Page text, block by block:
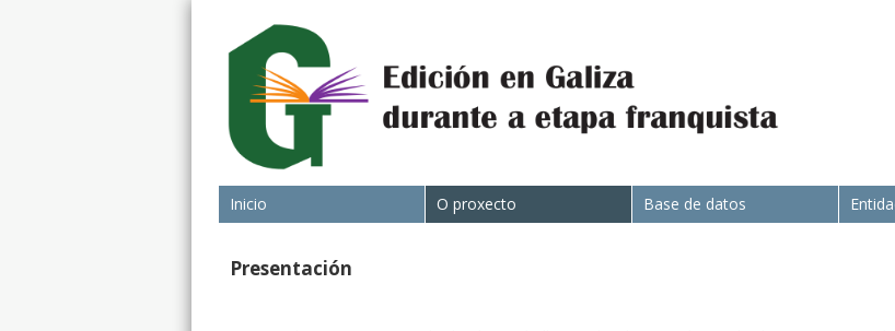
Inicio O proxecto Base de datos
Presentación